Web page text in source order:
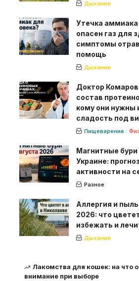
Дыхание
Утечка
опасен газ для
симптомы
помощь
Дыхание
Доктор
состав
кому они нужны
сладость под
Пищеварение
Магнитные бури
Украине:
активности на
Разное
Аллергия и
2026: что
избежать и
Дыхание
Лакомства для кошек: на что
внимание при выборе